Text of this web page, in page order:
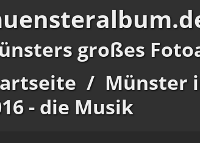
großes
/ Münster
- die Musik